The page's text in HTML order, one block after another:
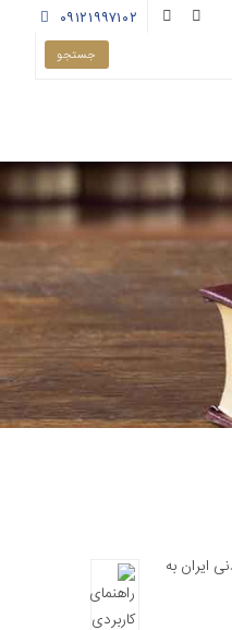
۰۹۱۲۱۹۹۷۱۰۲
ایران به